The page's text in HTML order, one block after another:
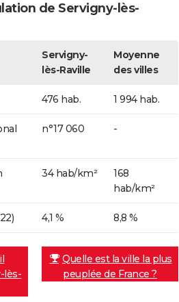
de Servigny-lès-
Servigny-
lès-Raville
Moyenne
des villes
476 hab. 1 994 hab.
n°17 060 -
34 hab/km²
168
hab/km²
4,1 % 8,8 %
lès-
Quelle est la ville la plus
peuplée de France ?